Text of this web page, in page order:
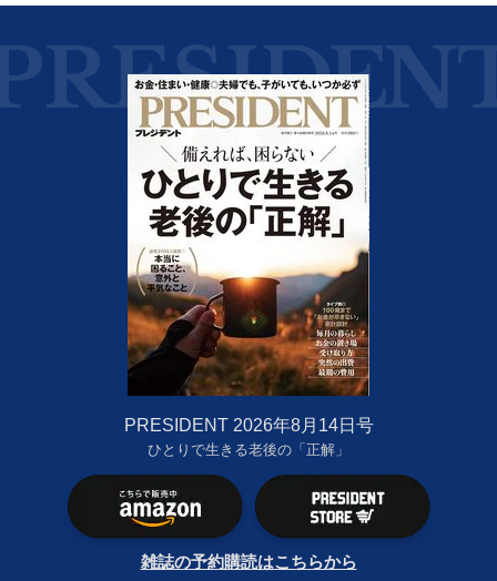
PRESIDENT 2026年8月14日号
ひとりで生きる老後の「正解」
雑誌の予約購読はこちらから